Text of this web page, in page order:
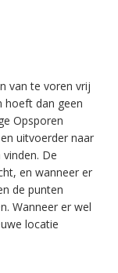
van te voren vrij
hoeft dan geen
Opsporen
uitvoerder naar
De
en wanneer er
de punten
Wanneer er wel
locatie